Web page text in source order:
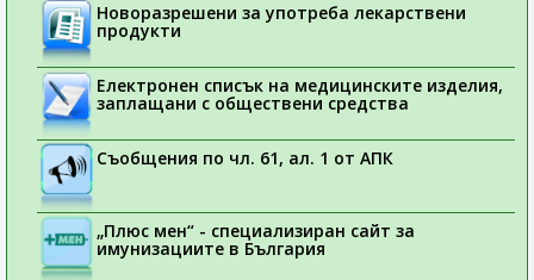
Новоразрешени за употреба лекарствени
продукти
Електронен списък на медицинските изделия,
заплащани с обществени средства
Съобщения по чл. 61, ал. 1 от АПК
„Плюс мен“ - специализиран сайт за
имунизациите в България